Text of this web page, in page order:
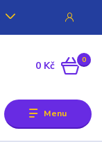
Menu
0
0 Kč